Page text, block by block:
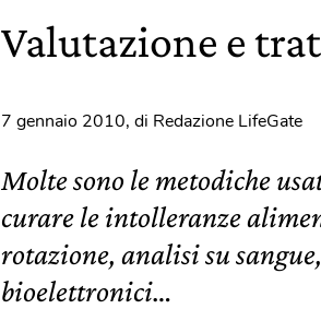
Valutazione e
7 gennaio 2010, di Redazione LifeGate
Molte sono le metodiche
curare le intolleranze
rotazione, analisi su
bioelettronici…